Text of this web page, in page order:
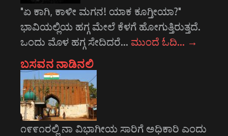
"ಏ ಕಾಗಿ, ಕಾಳೀ ಮಗನ! ಯಾಕ ಕೂಗ್ತೀಯಾ?"
ಭಾವಿಯಲ್ಲಿಯ ಹಗ್ಗ ಮೇಲೆ ಕೆಳಗೆ ಹೋಗುತ್ತಿರುತ್ತದೆ.
ಒಂದು ಮೊಳ ಹಗ್ಗ ಸೇದಿದರೆ… ಮುಂದೆ ಓದಿ… →
ಬಸವನ ನಾಡಿನಲಿ
೧೯೯೧ರಲ್ಲಿ ನಾ ವಿಭಾಗೀಯ ಸಾರಿಗೆ ಅಧಿಕಾರಿ ಎಂದು